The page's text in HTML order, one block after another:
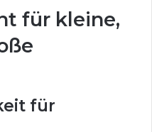
für kleine,
für